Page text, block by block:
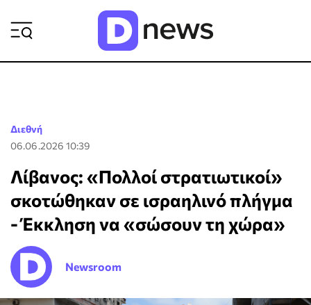
Διεθνή
06.06.2026 10:39
Λίβανος: «Πολλοί στρατιωτικοί»
σκοτώθηκαν σε ισραηλινό πλήγμα
- Έκκληση να «σώσουν τη χώρα»
Newsroom